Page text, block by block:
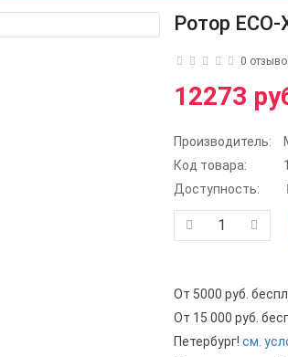
Ротор
0
12273
Производитель:
Код товара:
Доступность:
От 5000 руб.
От 15 000 руб.
Петербург! см.